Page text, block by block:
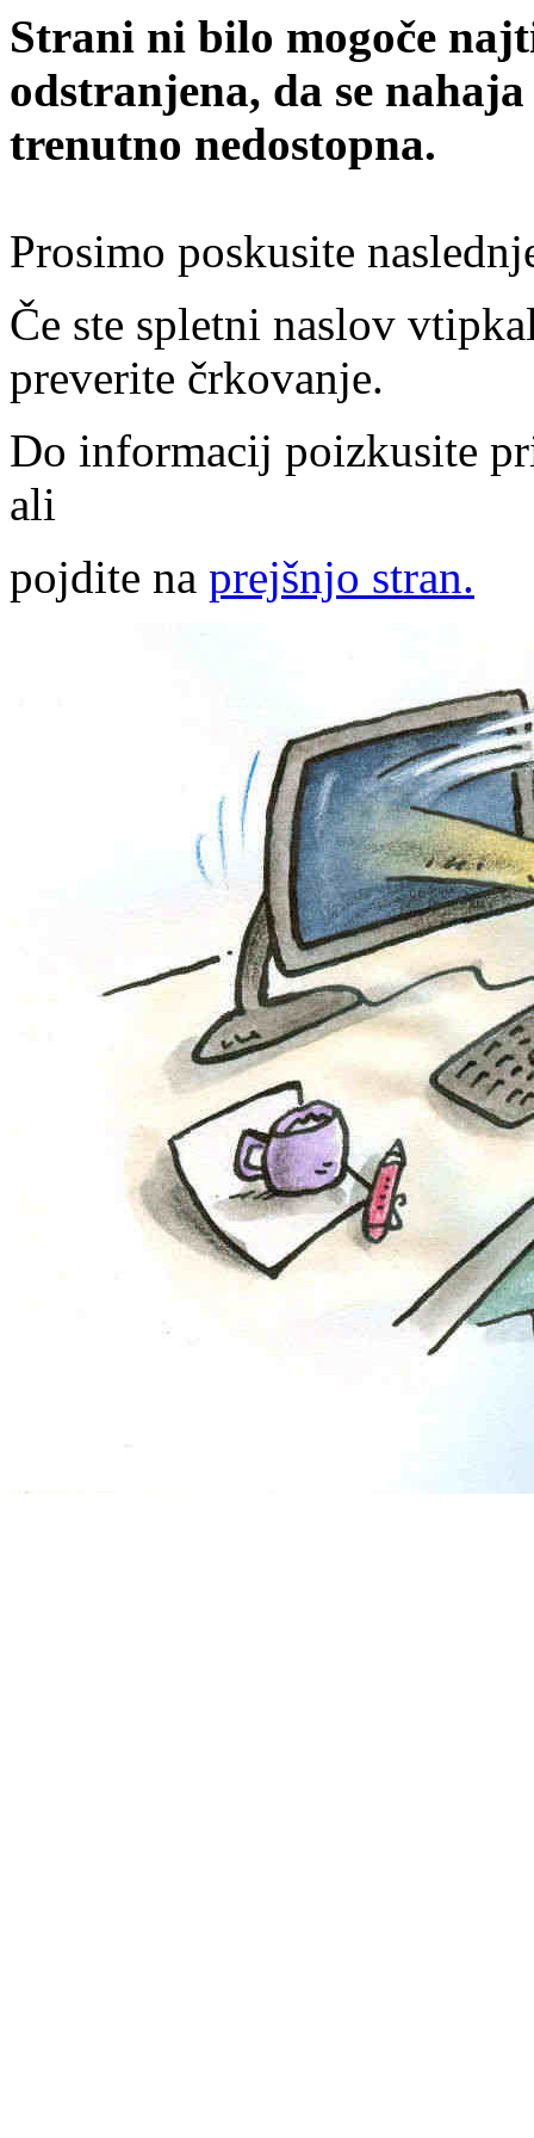
Strani ni bilo mogoče
odstranjena, da se
trenutno nedostopna.
Prosimo poskusite
Če ste spletni naslov
preverite črkovanje.
Do informacij poizkusite
ali
pojdite na prejšnjo stran.